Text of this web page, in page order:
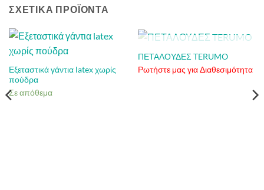
ΣΧΕΤΙΚΆ ΠΡΟΪΌΝΤΑ
Εξεταστικά γάντια latex χωρίς
πούδρα
Σε απόθεμα
ΕΞΑΝΤΛΗΜΈΝΟ
ΠΕΤΑΛΟΥΔΕΣ TERUMO
Ρωτήστε μας για Διαθεσιμότητα